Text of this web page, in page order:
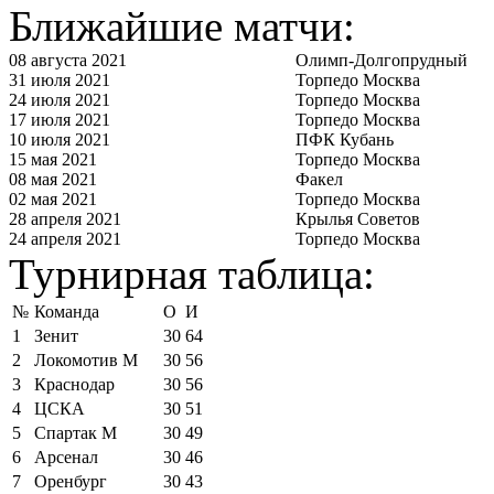
Ближайшие матчи:
08 августа 2021
Олимп-Долгопрудный
31 июля 2021
Торпедо Москва
24 июля 2021
Торпедо Москва
17 июля 2021
Торпедо Москва
10 июля 2021
ПФК Кубань
15 мая 2021
Торпедо Москва
08 мая 2021
Факел
02 мая 2021
Торпедо Москва
28 апреля 2021
Крылья Советов
24 апреля 2021
Торпедо Москва
Турнирная таблица:
№ Команда О И
1
Зенит 30 64
2
Локомотив М 30 56
3
Краснодар 30 56
4
ЦСКА 30 51
5
Спартак М 30 49
6
Арсенал 30 46
7
Оренбург 30 43